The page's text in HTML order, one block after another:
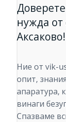
нужда
Аксаково!
Ние от vik-
опит,
апаратура,
винаги
Спазваме